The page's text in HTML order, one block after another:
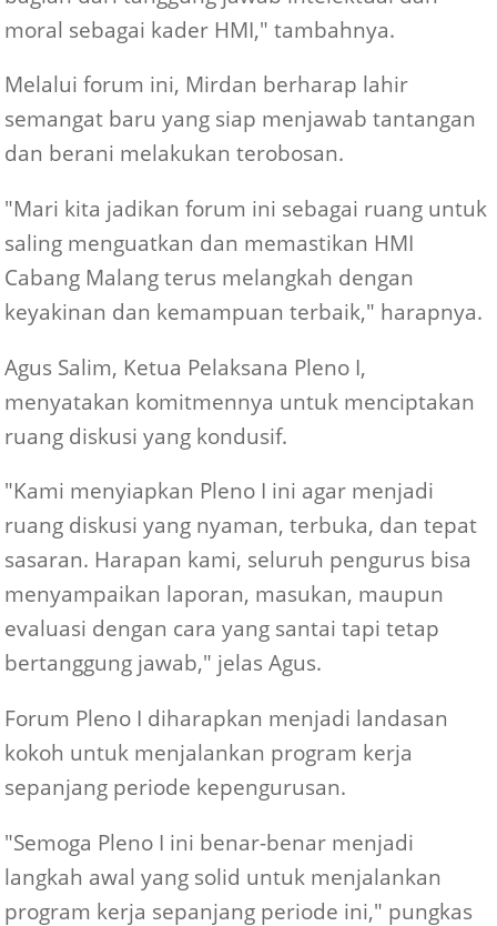
moral sebagai kader HMI," tambahnya.
Melalui forum ini, Mirdan berharap lahir
semangat baru yang siap menjawab tantangan
dan berani melakukan terobosan.
"Mari kita jadikan forum ini sebagai ruang untuk
saling menguatkan dan memastikan HMI
Cabang Malang terus melangkah dengan
keyakinan dan kemampuan terbaik," harapnya.
Agus Salim, Ketua Pelaksana Pleno I,
menyatakan komitmennya untuk menciptakan
ruang diskusi yang kondusif.
"Kami menyiapkan Pleno I ini agar menjadi
ruang diskusi yang nyaman, terbuka, dan tepat
sasaran. Harapan kami, seluruh pengurus bisa
menyampaikan laporan, masukan, maupun
evaluasi dengan cara yang santai tapi tetap
bertanggung jawab," jelas Agus.
Forum Pleno I diharapkan menjadi landasan
kokoh untuk menjalankan program kerja
sepanjang periode kepengurusan.
"Semoga Pleno I ini benar-benar menjadi
langkah awal yang solid untuk menjalankan
program kerja sepanjang periode ini," pungkas